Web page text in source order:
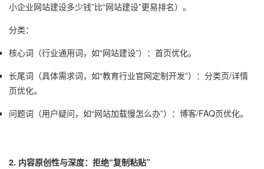
小企业网站建设多少钱”比“网站建设”更易排名）。
分类：
核心词（行业通用词，如“网站建设”）：首页优化。
长尾词（具体需求词，如“教育行业官网定制开发”）：分类页/详情
页优化。
问题词（用户疑问，如“网站加载慢怎么办”）：博客/FAQ页优化。
2. 内容原创性与深度：拒绝“复制粘贴”